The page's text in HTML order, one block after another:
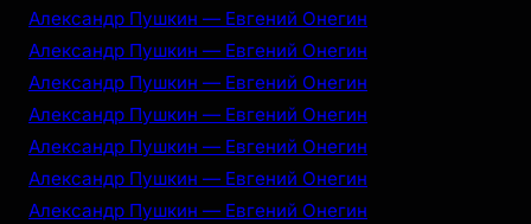
Александр Пушкин — Евгений Онегин
Александр Пушкин — Евгений Онегин
Александр Пушкин — Евгений Онегин
Александр Пушкин — Евгений Онегин
Александр Пушкин — Евгений Онегин
Александр Пушкин — Евгений Онегин
Александр Пушкин — Евгений Онегин